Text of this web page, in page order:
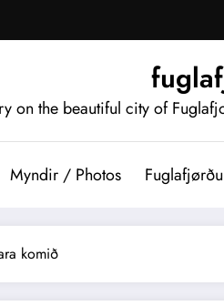
on the beautiful city of
Myndir / Photos
komið